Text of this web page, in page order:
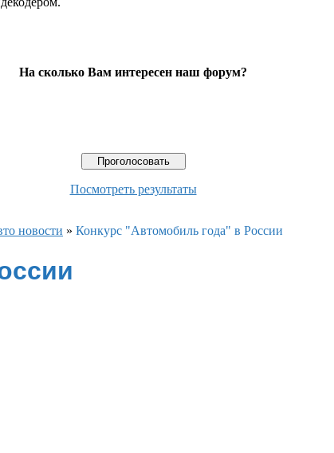
На сколько Вам интересен наш форум?
Посмотреть результаты
новости » Конкурс "Автомобиль года" в России